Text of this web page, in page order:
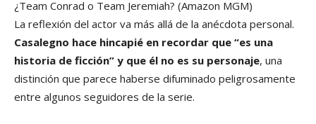
¿Team Conrad o Team Jeremiah? (Amazon MGM)
La reflexión del actor va más allá de la anécdota personal.
Casalegno hace hincapié en recordar que “es una
historia de ficción” y que él no es su personaje, una
distinción que parece haberse difuminado peligrosamente
entre algunos seguidores de la serie.